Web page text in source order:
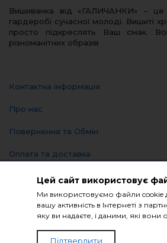
Цей сайт використовує
Ми використовуємо файли cookie
вашу активність в Інтернеті з
яку ви надаєте, і даними, які
Підтвердити
Вишиванка від «ГАЛИЧАНКИ» – це
гардеробі сучасної молоді. Вишиті
просто підкреслять Ваш смак.
різноманітних образів
Контактна інформація
Про нас
Повернення та Обмін
Оплата та доставка
Політика конфіденційності
© Компанія «Галичанка» 2026